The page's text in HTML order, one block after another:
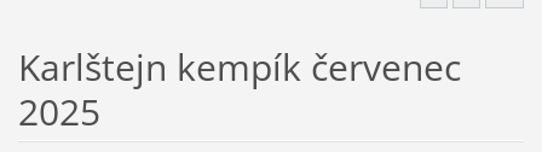
Karlštejn kempík červenec
2025